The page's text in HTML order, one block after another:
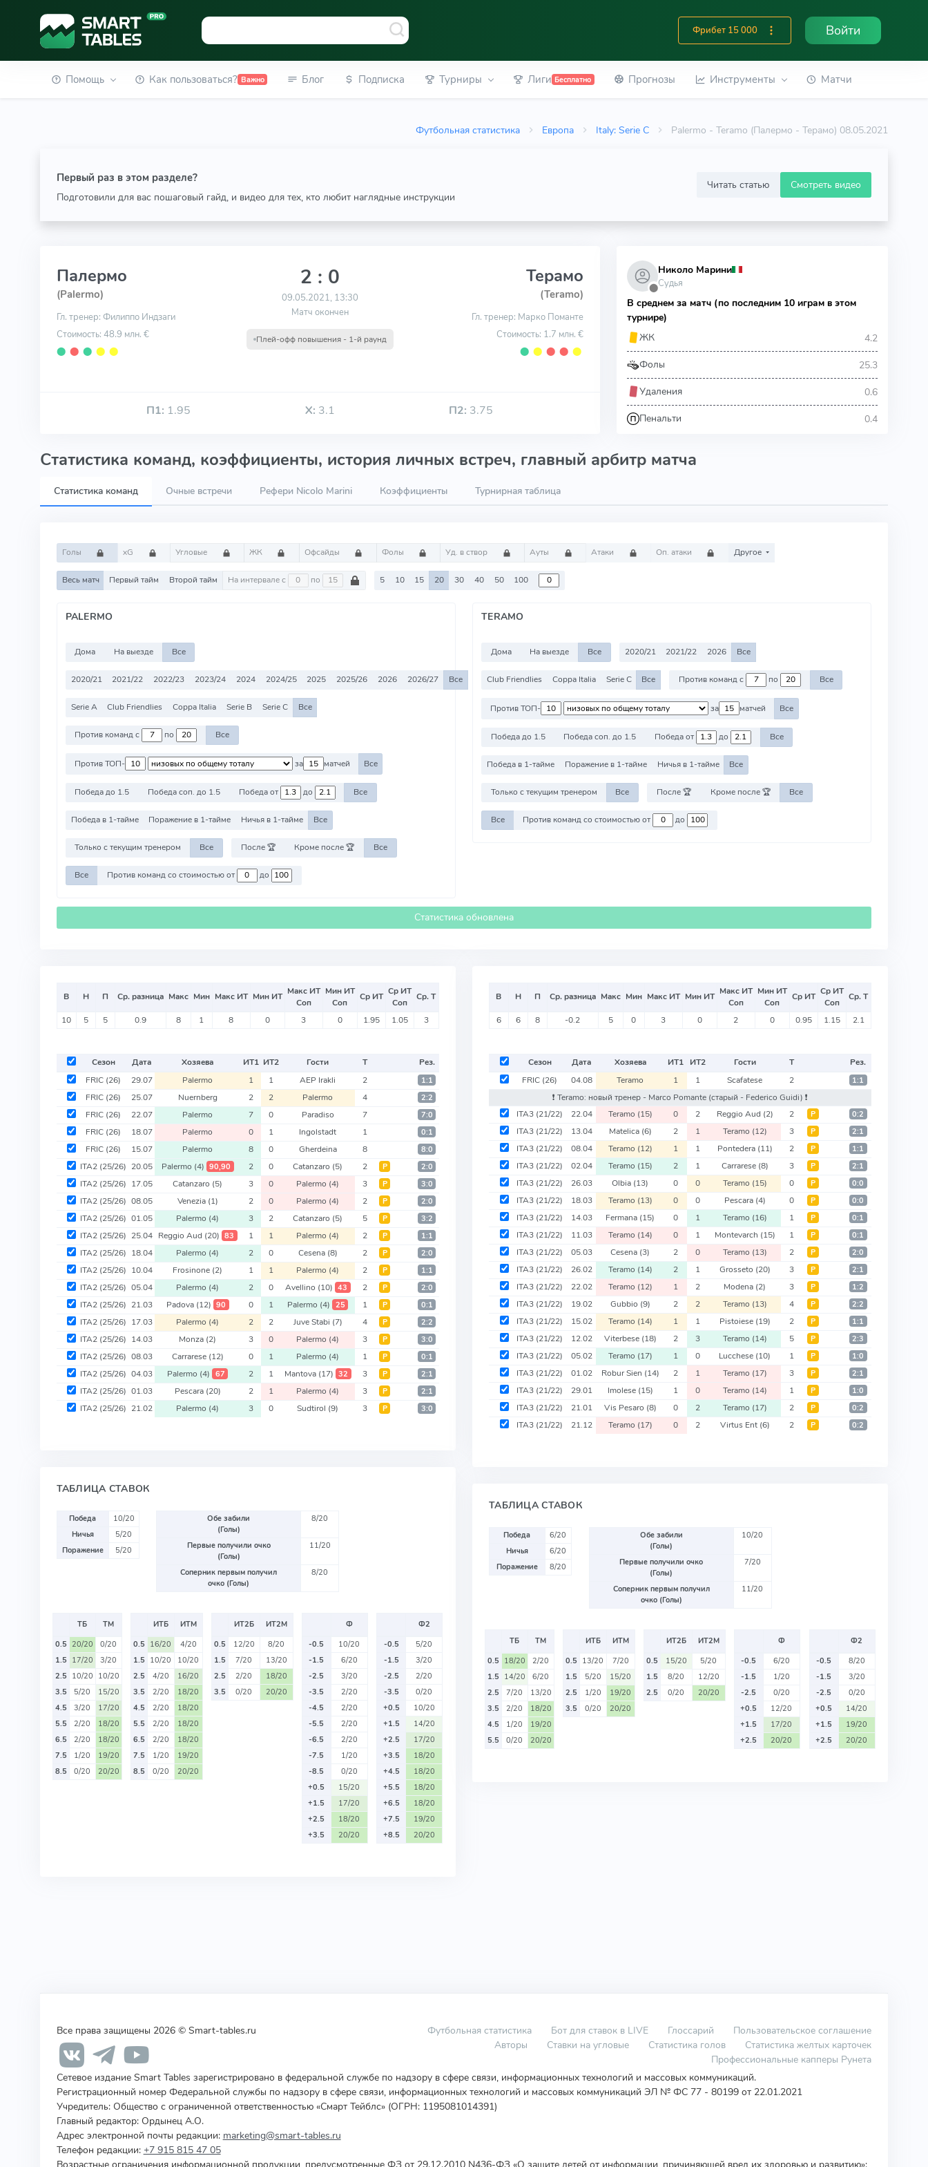
Фрибет 15 000 Войти
Помощь Как пользоваться? Важно Блог Подписка Турниры Лиги Бесплатно Прогнозы Инструменты Матчи
Футбольная статистика Европа Italy: Serie C Palermo - Teramo (Палермо - Терамо) 08.05.2021
Первый раз в этом разделе?
Подготовили для вас пошаговый гайд, и видео для тех, кто любит наглядные инструкции
Читать статью Смотреть видео
Палермо
(Palermo)
Гл. тренер: Филиппо Индзаги
Стоимость: 48.9 млн. €
⬤ ⬤ ⬤ ⬤ ⬤
2 : 0
09.05.2021, 13:30
Матч окончен
Плей-офф повышения - 1-й раунд
Терамо
(Teramo)
Гл. тренер: Марко Поманте
Стоимость: 1.7 млн. €
⬤ ⬤ ⬤ ⬤ ⬤
П1: 1.95 Х: 3.1 П2: 3.75
⬤
Николо Марини
Судья
В среднем за матч (по последним 10 играм в этом
турнире)
ЖК
4.2
Фолы 25.3
Удаления 0.6
Пенальти 0.4
Статистика команд, коэффициенты, история личных встреч, главный арбитр матча
Статистика команд Очные встречи Рефери Nicolo Marini Коэффициенты Турнирная таблица
Голы xG Угловые ЖК Офсайды Фолы Уд. в створ Ауты Атаки Оп. атаки Другое
Весь матч Первый тайм Второй тайм На интервале с по 5 10 15 20 30 40 50 100
PALERMO
Дома На выезде Все
2020/21 2021/22 2022/23 2023/24 2024 2024/25 2025 2025/26 2026 2026/27 Все
Serie A Club Friendlies Coppa Italia Serie B Serie C Все
Против команд с по Все
Против ТОП- за матчей Все
Победа до 1.5 Победа соп. до 1.5 Победа от до Все
Победа в 1-тайме Поражение в 1-тайме Ничья в 1-тайме Все
Только с текущим тренером Все После 🏆 Кроме после 🏆 Все
Все Против команд со стоимостью от до
TERAMO
Дома На выезде Все 2020/21 2021/22 2026 Все
Club Friendlies Coppa Italia Serie C Все Против команд с по Все
Против ТОП- за матчей Все
Победа до 1.5 Победа соп. до 1.5 Победа от до Все
Победа в 1-тайме Поражение в 1-тайме Ничья в 1-тайме Все
Только с текущим тренером Все После 🏆 Кроме после 🏆 Все
Все Против команд со стоимостью от до
Статистика обновлена
В Н П Ср. разница Макс Мин Макс ИТ Мин ИТ Макс ИТ
Соп
Мин ИТ
Соп
Ср ИТ Ср ИТ
Соп
Ср. Т
10 5 5 0.9 8 1 8 0 3 0 1.95 1.05 3
Сезон Дата Хозяева ИТ1 ИТ2 Гости Т
Рез.
FRIC (26) 29.07 Palermo 1 1 AEP Irakli 2 1:1
FRIC (26) 25.07 Nuernberg 2 2 Palermo 4 2:2
FRIC (26) 22.07 Palermo 7 0 Paradiso 7 7:0
FRIC (26) 18.07 Palermo 0 1 Ingolstadt 1 0:1
FRIC (26) 15.07 Palermo 8 0 Gherdeina 8 8:0
ITA2 (25/26) 20.05 Palermo (4) 90,90 2 0 Catanzaro (5) 2 Р 2:0
ITA2 (25/26) 17.05 Catanzaro (5) 3 0 Palermo (4) 3 Р 3:0
ITA2 (25/26) 08.05 Venezia (1) 2 0 Palermo (4) 2 Р 2:0
ITA2 (25/26) 01.05 Palermo (4) 3 2 Catanzaro (5) 5 Р 3:2
ITA2 (25/26) 25.04 Reggio Aud (20) 83 1 1 Palermo (4) 2 Р 1:1
ITA2 (25/26) 18.04 Palermo (4) 2 0 Cesena (8) 2 Р 2:0
ITA2 (25/26) 10.04 Frosinone (2) 1 1 Palermo (4) 2 Р 1:1
ITA2 (25/26) 05.04 Palermo (4) 2 0 Avellino (10) 43 2 Р 2:0
ITA2 (25/26) 21.03 Padova (12) 90 0 1 Palermo (4) 25 1 Р 0:1
ITA2 (25/26) 17.03 Palermo (4) 2 2 Juve Stabi (7) 4 Р 2:2
ITA2 (25/26) 14.03 Monza (2) 3 0 Palermo (4) 3 Р 3:0
ITA2 (25/26) 08.03 Carrarese (12) 0 1 Palermo (4) 1 Р 0:1
ITA2 (25/26) 04.03 Palermo (4) 67 2 1 Mantova (17) 32 3 Р 2:1
ITA2 (25/26) 01.03 Pescara (20) 2 1 Palermo (4) 3 Р 2:1
ITA2 (25/26) 21.02 Palermo (4) 3 0 Sudtirol (9) 3 Р 3:0
ТАБЛИЦА СТАВОК
Победа
10/20
Ничья
5/20
Поражение
5/20
Обе забили
(Голы)
8/20
Первые получили очко
(Голы)
11/20
Соперник первым получил
очко (Голы)
8/20
ТБ
ТМ
0.5 20/20
0/20
1.5 17/20
3/20
2.5 10/20 10/20
3.5
5/20
15/20
4.5
3/20
17/20
5.5
2/20
18/20
6.5
2/20
18/20
7.5
1/20
19/20
8.5
0/20 20/20
ИТБ
ИТМ
0.5 16/20
4/20
1.5 10/20
10/20
2.5
4/20
16/20
3.5
2/20
18/20
4.5
2/20
18/20
5.5
2/20
18/20
6.5
2/20
18/20
7.5
1/20
19/20
8.5
0/20 20/20
ИТ2Б
ИТ2М
0.5
12/20
8/20
1.5
7/20
13/20
2.5
2/20
18/20
3.5
0/20 20/20
Ф
-0.5
10/20
-1.5
6/20
-2.5
3/20
-3.5
2/20
-4.5
2/20
-5.5
2/20
-6.5
2/20
-7.5
1/20
-8.5
0/20
+0.5
15/20
+1.5
17/20
+2.5
18/20
+3.5
20/20
Ф2
-0.5
5/20
-1.5
3/20
-2.5
2/20
-3.5
0/20
+0.5
10/20
+1.5
14/20
+2.5
17/20
+3.5
18/20
+4.5
18/20
+5.5
18/20
+6.5
18/20
+7.5
19/20
+8.5
20/20
В Н П Ср. разница Макс Мин Макс ИТ Мин ИТ Макс ИТ
Соп
Мин ИТ
Соп
Ср ИТ Ср ИТ
Соп
Ср. Т
6 6 8 -0.2 5 0 3 0 2 0 0.95 1.15 2.1
Сезон Дата Хозяева ИТ1 ИТ2 Гости Т
Рез.
FRIC (26) 04.08 Teramo 1 1 Scafatese 2 1:1
❗️ Teramo: новый тренер - Marco Pomante (старый - Federico Guidi) ❗️
ITA3 (21/22) 22.04 Teramo (15) 0 2 Reggio Aud (2) 2 Р 0:2
ITA3 (21/22) 13.04 Matelica (6) 2 1 Teramo (12) 3 Р 2:1
ITA3 (21/22) 08.04 Teramo (12) 1 1 Pontedera (11) 2 Р 1:1
ITA3 (21/22) 02.04 Teramo (15) 2 1 Carrarese (8) 3 Р 2:1
ITA3 (21/22) 26.03 Olbia (13) 0 0 Teramo (15) 0 Р 0:0
ITA3 (21/22) 18.03 Teramo (13) 0 0 Pescara (4) 0 Р 0:0
ITA3 (21/22) 14.03 Fermana (15) 0 1 Teramo (16) 1 Р 0:1
ITA3 (21/22) 11.03 Teramo (14) 0 1 Montevarch (15) 1 Р 0:1
ITA3 (21/22) 05.03 Cesena (3) 2 0 Teramo (13) 2 Р 2:0
ITA3 (21/22) 26.02 Teramo (14) 2 1 Grosseto (20) 3 Р 2:1
ITA3 (21/22) 22.02 Teramo (12) 1 2 Modena (2) 3 Р 1:2
ITA3 (21/22) 19.02 Gubbio (9) 2 2 Teramo (13) 4 Р 2:2
ITA3 (21/22) 15.02 Teramo (14) 1 1 Pistoiese (19) 2 Р 1:1
ITA3 (21/22) 12.02 Viterbese (18) 2 3 Teramo (14) 5 Р 2:3
ITA3 (21/22) 05.02 Teramo (17) 1 0 Lucchese (10) 1 Р 1:0
ITA3 (21/22) 01.02 Robur Sien (14) 2 1 Teramo (17) 3 Р 2:1
ITA3 (21/22) 29.01 Imolese (15) 1 0 Teramo (14) 1 Р 1:0
ITA3 (21/22) 21.01 Vis Pesaro (8) 0 2 Teramo (17) 2 Р 0:2
ITA3 (21/22) 21.12 Teramo (17) 0 2 Virtus Ent (6) 2 Р 0:2
ТАБЛИЦА СТАВОК
Победа
6/20
Ничья
6/20
Поражение
8/20
Обе забили
(Голы)
10/20
Первые получили очко
(Голы)
7/20
Соперник первым получил
очко (Голы)
11/20
ТБ
ТМ
0.5 18/20
2/20
1.5 14/20
6/20
2.5
7/20
13/20
3.5
2/20
18/20
4.5
1/20
19/20
5.5
0/20 20/20
ИТБ
ИТМ
0.5 13/20
7/20
1.5
5/20
15/20
2.5
1/20
19/20
3.5
0/20 20/20
ИТ2Б
ИТ2М
0.5
15/20
5/20
1.5
8/20
12/20
2.5
0/20 20/20
Ф
-0.5
6/20
-1.5
1/20
-2.5
0/20
+0.5
12/20
+1.5
17/20
+2.5
20/20
Ф2
-0.5
8/20
-1.5
3/20
-2.5
0/20
+0.5
14/20
+1.5
19/20
+2.5
20/20
Все права защищены 2026 © Smart-tables.ru Футбольная статистика Бот для ставок в LIVE Глоссарий
Пользовательское соглашение
Авторы
Ставки на угловые Статистика голов
Статистика желтых карточек
Профессиональные капперы Рунета
Сетевое издание Smart Tables зарегистрировано в федеральной службе по надзору в сфере связи, информационных технологий и массовых коммуникаций.
Регистрационный номер Федеральной службы по надзору в сфере связи, информационных технологий и массовых коммуникаций ЭЛ № ФС 77 - 80199 от 22.01.2021
Учредитель: Общество с ограниченной ответственностью «Смарт Тейблс» (ОГРН: 1195081014391)
Главный редактор: Ордынец А.О.
Адрес электронной почты редакции: marketing@smart-tables.ru
Телефон редакции: +7 915 815 47 05
Возрастные ограничения информационной продукции, предусмотренные ФЗ от 29.12.2010 N436-ФЗ «О защите детей от информации, причиняющей вред их здоровью и развитию»: